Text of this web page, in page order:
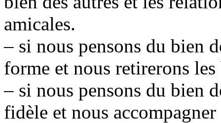
amicales.
– si nous pensons du bien
forme et nous retirerons les
– si nous pensons du bien
fidèle et nous